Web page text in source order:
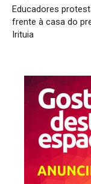
Educadores
frente à casa do
Irituia